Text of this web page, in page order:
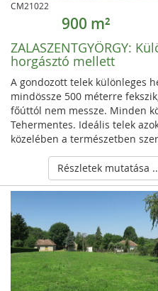
CM21022
900 m²
ZALASZENTGYÖRGY:
horgásztó mellett
A gondozott telek különleges
mindössze 500 méterre
főúttól nem messze. Minden
Tehermentes. Ideális telek
közelében a természetben
Részletek mutatása